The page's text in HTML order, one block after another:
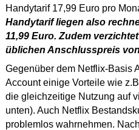
Handytarif 17,99 Euro pro
Handytarif liegen also
11,99 Euro. Zudem
üblichen Anschlusspreis
Gegenüber dem Netflix-Basis
Account einige Vorteile wie
die gleichzeitige Nutzung auf
unten). Auch Netflix
problemlos wahrnehmen.